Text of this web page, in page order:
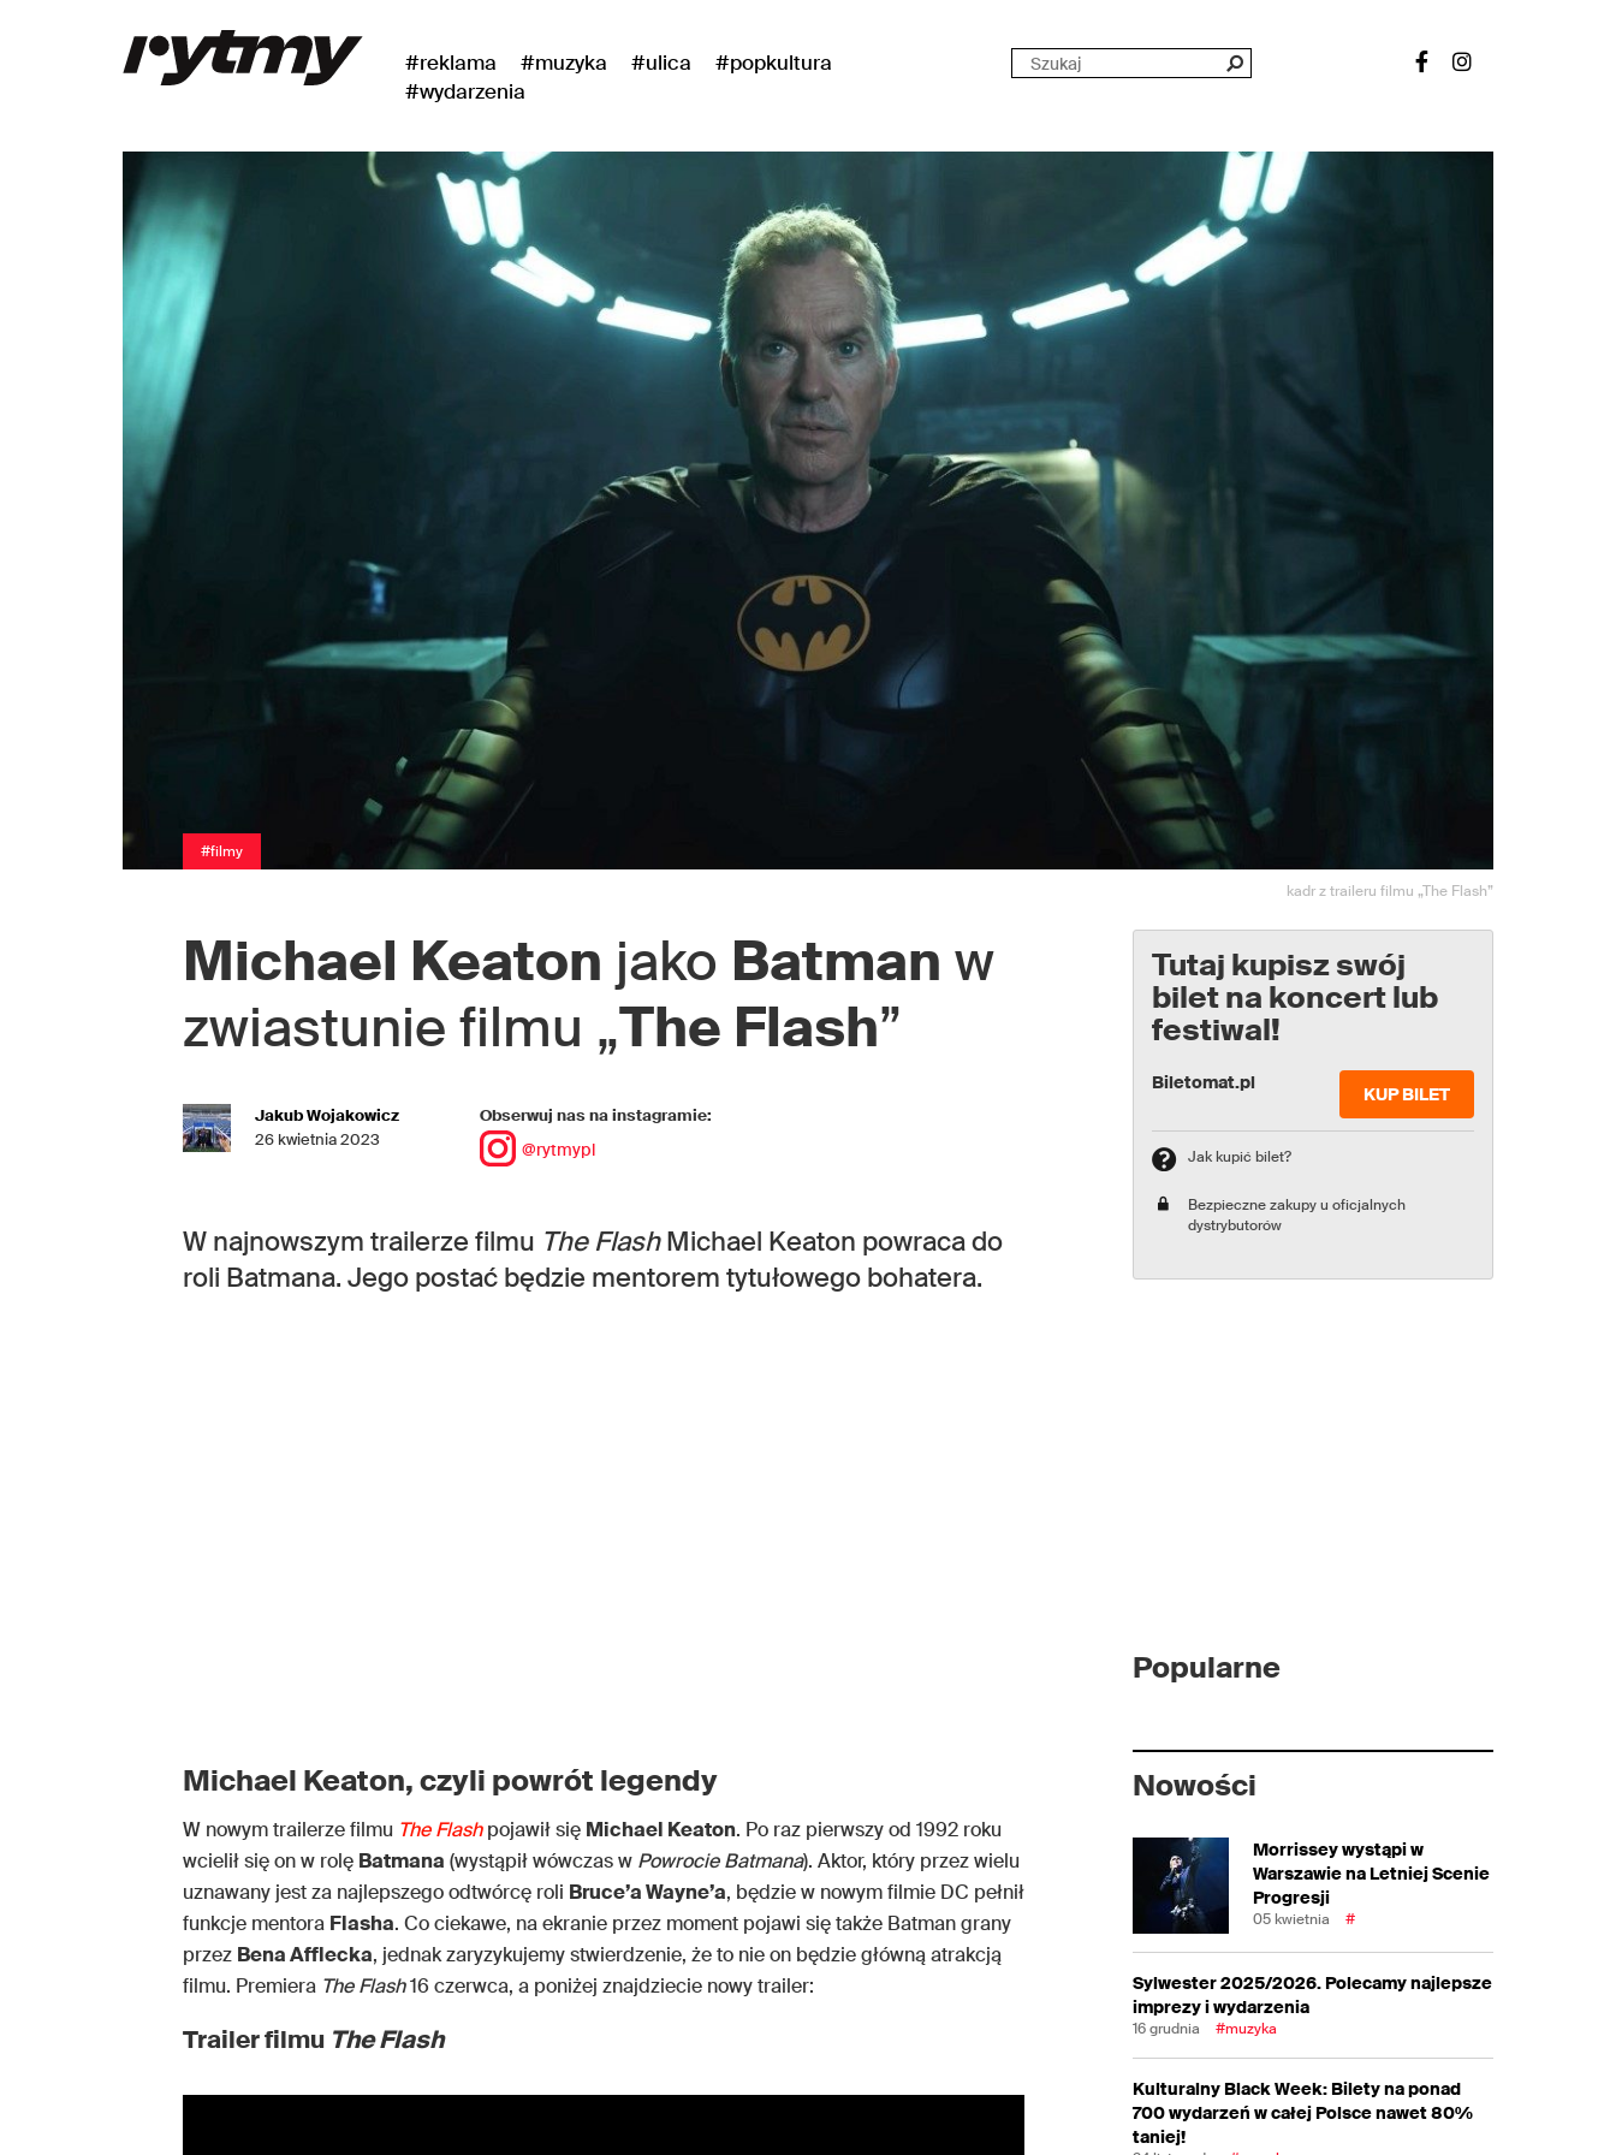
#reklama #muzyka #ulica
#popkultura
#wydarzenia
#filmy
kadr z traileru filmu „The Flash”
Michael Keaton jako Batman w
zwiastunie filmu „The Flash”
Jakub Wojakowicz
26 kwietnia 2023
Obserwuj nas na instagramie:
@rytmypl
W najnowszym trailerze filmu The FlashMichael Keaton powraca do
roli Batmana. Jego postać będzie mentorem tytułowego bohatera.
Michael Keaton, czyli powrót legendy
W nowym trailerze filmu The Flashpojawił się Michael Keaton. Po raz pierwszy od 1992 roku
wcielił się on w rolę Batmana (wystąpił wówczas w Powrocie Batmana). Aktor, który przez wielu
uznawany jest za najlepszego odtwórcę roli Bruce’a Wayne’a, będzie w nowym filmie DC pełnił
funkcje mentora Flasha. Co ciekawe, na ekranie przez moment pojawi się także Batman grany
przez Bena Afflecka, jednak zaryzykujemy stwierdzenie, że to nie on będzie główną atrakcją
filmu. Premiera The Flash16 czerwca, a poniżej znajdziecie nowy trailer:
Trailer filmu The Flash
Tutaj kupisz swój
bilet na koncert lub
festiwal!
Biletomat.pl
KUP BILET
Jak kupić bilet?
Bezpieczne zakupy u oficjalnych
dystrybutorów
Popularne
Nowości
Morrissey wystąpi w
Warszawie na Letniej Scenie
Progresji
05 kwietnia #
Sylwester 2025/2026. Polecamy najlepsze
imprezy i wydarzenia
16 grudnia #muzyka
Kulturalny Black Week: Bilety na ponad
700 wydarzeń w całej Polsce nawet 80%
taniej!